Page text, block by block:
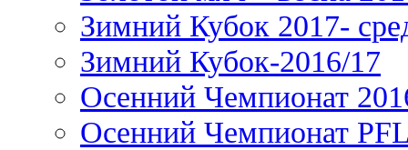
Зимний Кубок 2017-
Зимний Кубок-2016/17
Осенний Чемпионат
Осенний Чемпионат